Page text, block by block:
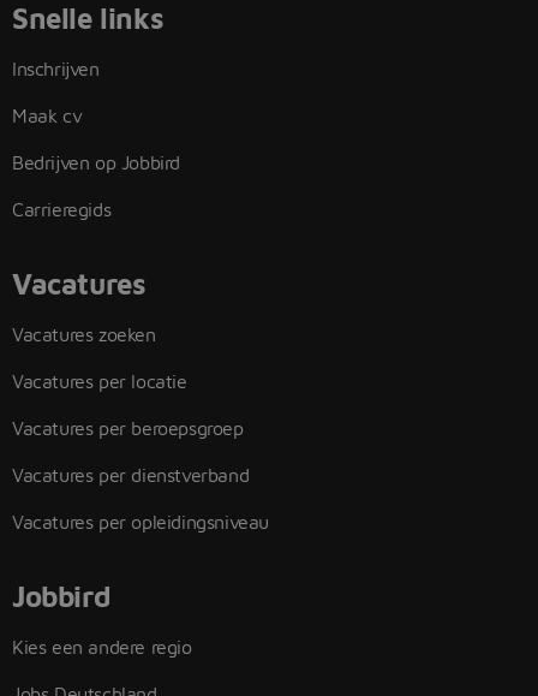
Snelle links
Inschrijven
Maak cv
Bedrijven op Jobbird
Carrieregids
Vacatures
Vacatures zoeken
Vacatures per locatie
Vacatures per beroepsgroep
Vacatures per dienstverband
Vacatures per opleidingsniveau
Jobbird
Kies een andere regio